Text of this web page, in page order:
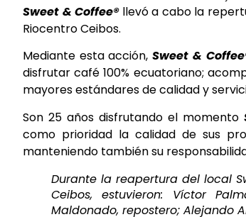
Sweet & Coffee®llevó a cabo la
Riocentro Ceibos.
Mediante esta acción,Sweet &
disfrutar café 100% ecuatoriano;
mayores estándares de calidad y
Son 25 años disfrutando el momento
como prioridad la calidad de sus
manteniendo también su
Durante la reapertura del local
Ceibos, estuvieron: Víctor
Maldonado, repostero; Alejando